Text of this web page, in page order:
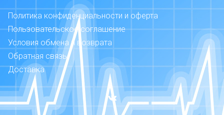
Политика конфиденциальности и оферта
Пользовательское соглашение
Условия обмена и возврата
Обратная связь
Доставка